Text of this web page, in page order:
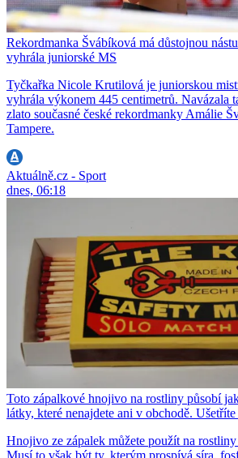
Rekordmanka Švábíková má důstojnou
vyhrála juniorské MS
Tyčkařka Nicole Krutilová je juniorskou
vyhrála výkonem 445 centimetrů. Navázala
zlato současné české rekordmanky Amálie
Tampere.
Aktuálně.cz - Sport
dnes, 06:18
Toto zápalkové hnojivo na rostliny působí
látky, které nenajdete ani v obchodě.
Hnojivo ze zápalek můžete použít na
Musí to však být ty, kterým prospívá síra,